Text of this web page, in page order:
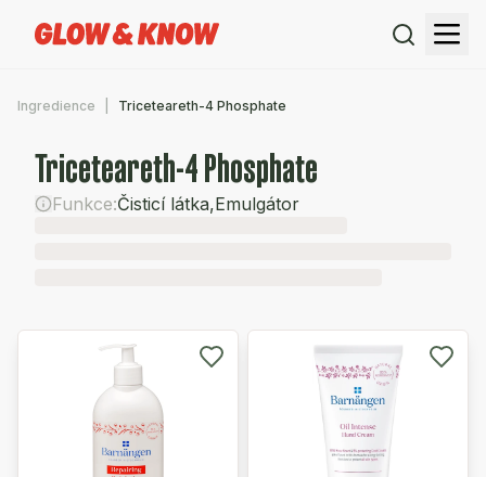
Ingredience Triceteareth-4 Phosphate
Triceteareth-4 Phosphate
Funkce:Čisticí látka,Emulgátor